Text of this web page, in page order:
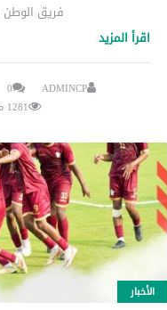
فريق الوطن 15 يكسب “العروبة” برباعية
اقرأ المزيد
ADMINCP
0
1281 مشاهدات
الأخبار